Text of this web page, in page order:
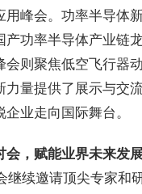
用峰会。功率半导体
产功率半导体产业链
会则聚焦低空飞行器
力量提供了展示与交
业走向国际舞台。
会，赋能业界未来发
继续邀请顶尖专家和